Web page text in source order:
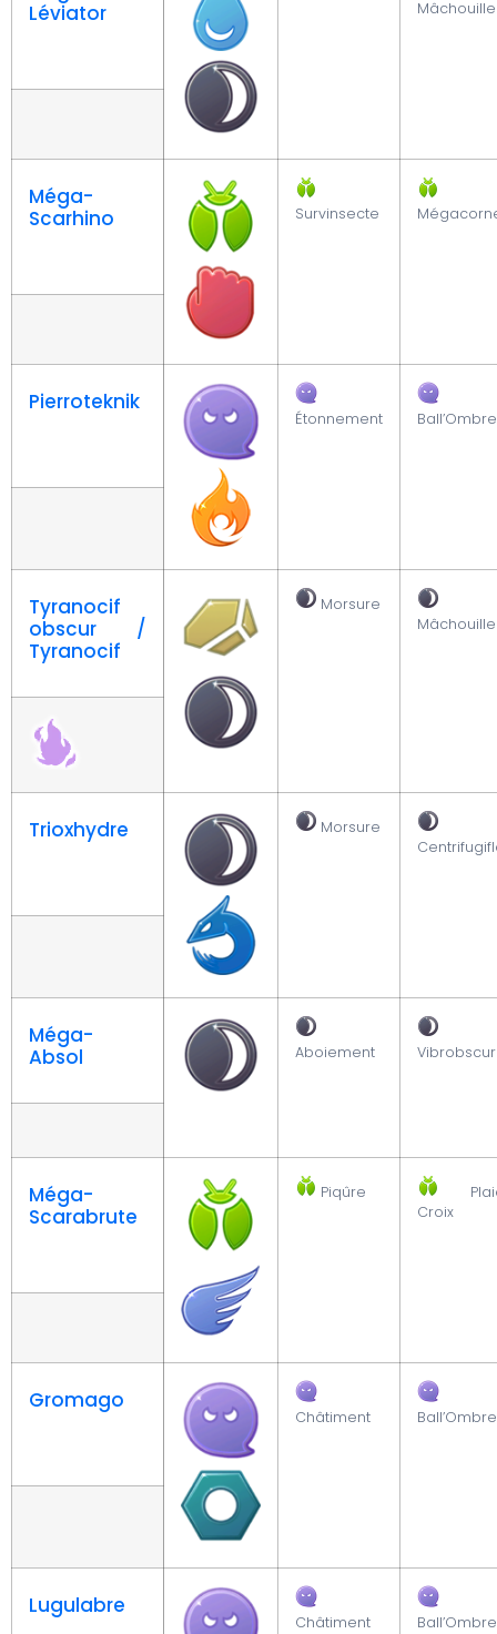
Léviator
Mâchouille
Méga-
Scarhino
Survinsecte
Pierroteknik
Étonnement Ball’Ombre
Tyranocif
obscur /
Tyranocif
Morsure
Mâchouille
Trioxhydre
Morsure
Méga-
Absol
Aboiement Vibrobscur
Méga-
Scarabrute
Piqûre
Croix
Gromago
Châtiment Ball’Ombre
Lugulabre
Châtiment Ball’Ombre